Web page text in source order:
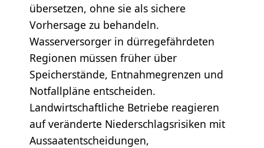
übersetzen, ohne sie als sichere
Vorhersage zu behandeln.
Wasserversorger in dürregefährdeten
Regionen müssen früher über
Speicherstände, Entnahmegrenzen und
Notfallpläne entscheiden.
Landwirtschaftliche Betriebe reagieren
auf veränderte Niederschlagsrisiken mit
Aussaatentscheidungen,